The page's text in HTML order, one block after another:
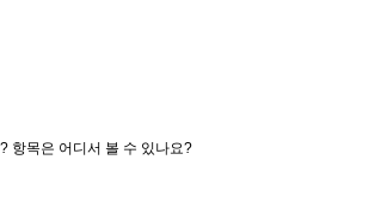
항목은 어디서 볼 수 있나요?